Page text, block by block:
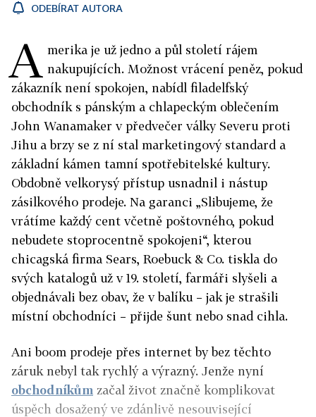
ODEBÍRAT AUTORA
A merika je už jedno a půl století rájem
nakupujících. Možnost vrácení peněz, pokud
zákazník není spokojen, nabídl filadelfský
obchodník s pánským a chlapeckým oblečením
John Wanamaker v předvečer války Severu proti
Jihu a brzy se z ní stal marketingový standard a
základní kámen tamní spotřebitelské kultury.
Obdobně velkorysý přístup usnadnil i nástup
zásilkového prodeje. Na garanci „Slibujeme, že
vrátíme každý cent včetně poštovného, pokud
nebudete stoprocentně spokojeni“, kterou
chicagská firma Sears, Roebuck & Co. tiskla do
svých katalogů už v 19. století, farmáři slyšeli a
objednávali bez obav, že v balíku – jak je strašili
místní obchodníci – přijde šunt nebo snad cihla.
Ani boom prodeje přes internet by bez těchto
záruk nebyl tak rychlý a výrazný. Jenže nyní
obchodníkům začal život značně komplikovat
úspěch dosažený ve zdánlivě nesouvisející